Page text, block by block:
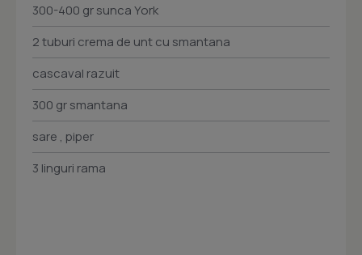
300-400 gr sunca York
2 tuburi crema de unt cu smantana
cascaval razuit
300 gr smantana
sare , piper
3 linguri rama